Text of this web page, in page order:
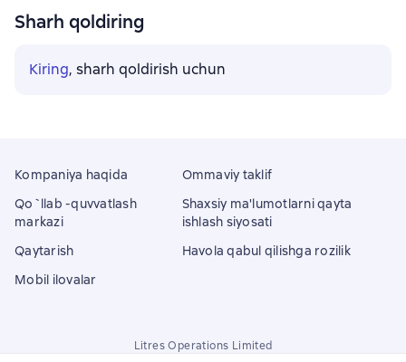
Sharh qoldiring
Kiring, sharh qoldirish uchun
Kompaniya haqida
Qo`llab -quvvatlash
markazi
Qaytarish
Mobil ilovalar
Ommaviy taklif
Shaxsiy ma'lumotlarni qayta
ishlash siyosati
Havola qabul qilishga rozilik
Litres Operations Limited